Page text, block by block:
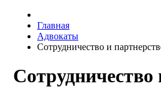
Главная
Адвокаты
Сотрудничество и
Сотрудничество